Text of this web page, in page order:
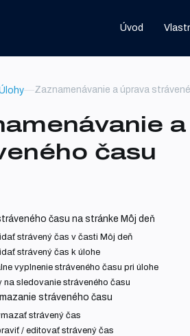
Úvod
Zaznamenávanie a úprava
času
času na stránke Môj deň
strávený čas v časti Môj deň
strávený čas k úlohe
vyplnenie stráveného času pri úlohe
na sledovanie stráveného času
stráveného času
strávený čas
/ editovať strávený čas